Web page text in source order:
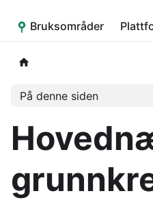
Placepoint
Bruksområder
På denne siden